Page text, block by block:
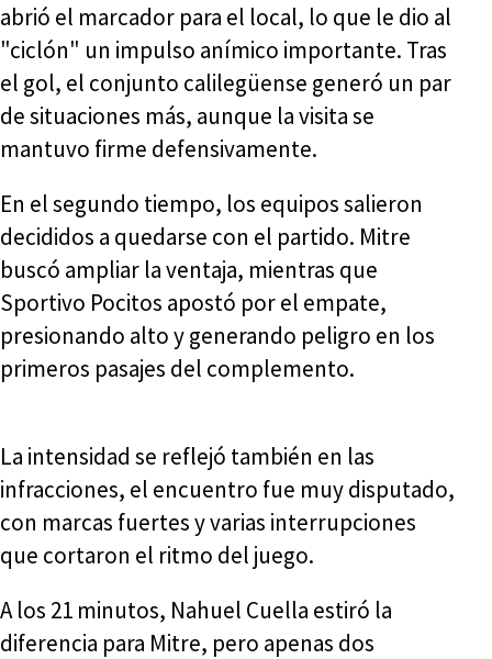
abrió el marcador para el local, lo que le dio al
"ciclón" un impulso anímico importante. Tras
el gol, el conjunto calilegüense generó un par
de situaciones más, aunque la visita se
mantuvo firme defensivamente.
En el segundo tiempo, los equipos salieron
decididos a quedarse con el partido. Mitre
buscó ampliar la ventaja, mientras que
Sportivo Pocitos apostó por el empate,
presionando alto y generando peligro en los
primeros pasajes del complemento.
La intensidad se reflejó también en las
infracciones, el encuentro fue muy disputado,
con marcas fuertes y varias interrupciones
que cortaron el ritmo del juego.
A los 21 minutos, Nahuel Cuella estiró la
diferencia para Mitre, pero apenas dos